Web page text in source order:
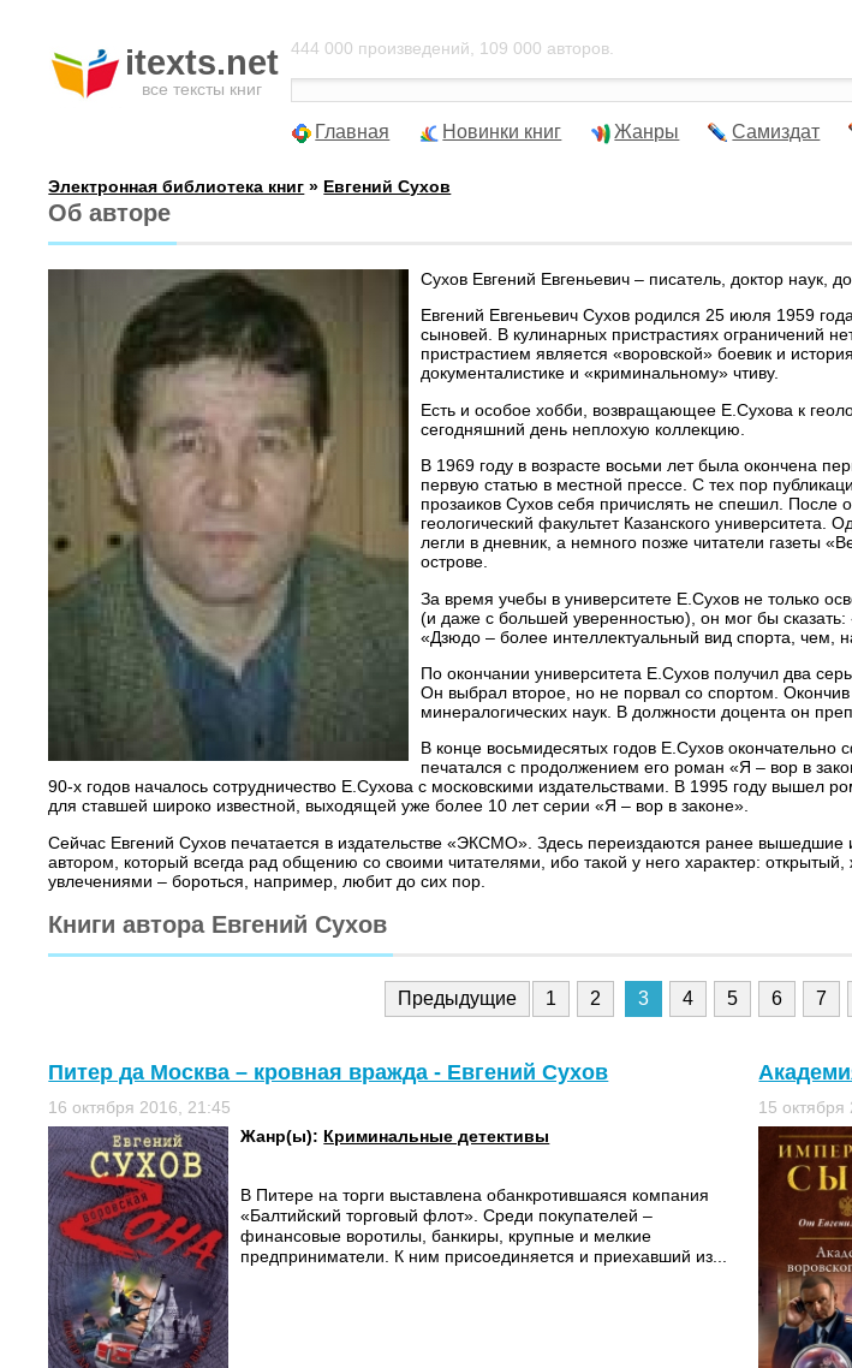
itexts.net
все тексты книг
444 000 произведений, 109 000 авторов.
Главная Новинки книг Жанры Самиздат
Электронная библиотека книг » Евгений Сухов
Об авторе
Сухов Евгений Евгеньевич – писатель, доктор наук,
Евгений Евгеньевич Сухов родился 25 июля 1959
сыновей. В кулинарных пристрастиях ограничений
пристрастием является «воровской» боевик и
документалистике и «криминальному» чтиву.
Есть и особое хобби, возвращающее Е.Сухова к
сегодняшний день неплохую коллекцию.
В 1969 году в возрасте восьми лет была окончена
первую статью в местной прессе. С тех пор
прозаиков Сухов себя причислять не спешил. После
геологический факультет Казанского университета.
легли в дневник, а немного позже читатели газеты
острове.
За время учебы в университете Е.Сухов не только
(и даже с большей уверенностью), он мог бы
«Дзюдо – более интеллектуальный вид спорта, чем,
По окончании университета Е.Сухов получил два
Он выбрал второе, но не порвал со спортом.
минералогических наук. В должности доцента он
В конце восьмидесятых годов Е.Сухов
печатался с продолжением его роман «Я – вор в
90-х годов началось сотрудничество Е.Сухова с московскими издательствами. В 1995 году вышел
для ставшей широко известной, выходящей уже более 10 лет серии «Я – вор в законе».
Сейчас Евгений Сухов печатается в издательстве «ЭКСМО». Здесь переиздаются ранее вышедшие
автором, который всегда рад общению со своими читателями, ибо такой у него характер:
увлечениями – бороться, например, любит до сих пор.
Книги автора Евгений Сухов
Предыдущие 1 2 3 4 5 6 7
Питер да Москва – кровная вражда - Евгений Сухов
16 октября 2016, 21:45
Жанр(ы): Криминальные детективы
В Питере на торги выставлена обанкротившаяся компания
«Балтийский торговый флот». Среди покупателей –
финансовые воротилы, банкиры, крупные и мелкие
предприниматели. К ним присоединяется и приехавший из...
15